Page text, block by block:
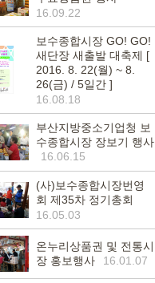
16.09.22
보수종합시장 GO! GO!
새단장 새출발 대축제 [
2016. 8. 22(월) ~ 8.
26(금) / 5일간 ]
16.08.18
부산지방중소기업청 보
수종합시장 장보기 행사
16.06.15
(사)보수종합시장번영
회 제35차 정기총회
16.05.03
온누리상품권 및 전통시
장 홍보행사
16.01.07